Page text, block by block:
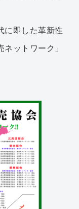
に即した革新性
ットワーク」